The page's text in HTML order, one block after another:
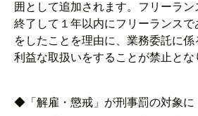
囲として追加されます。フリーラ
終了して１年以内にフリーランス
をしたことを理由に、業務委託に
利益な取扱いをすることが禁止とな
◆「解雇・懲戒」が刑事罰の対象に